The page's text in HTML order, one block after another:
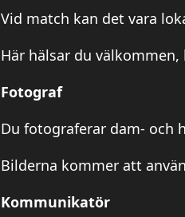
Vid match kan det vara
Här hälsar du
Fotograf
Du fotograferar dam- och
Bilderna kommer att
Kommunikatör